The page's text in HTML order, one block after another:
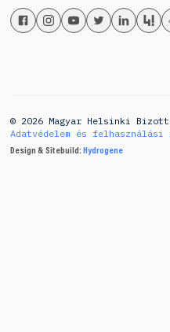
© 2026 Magyar Helsinki
Adatvédelem és
Design & Sitebuild: Hydrogene